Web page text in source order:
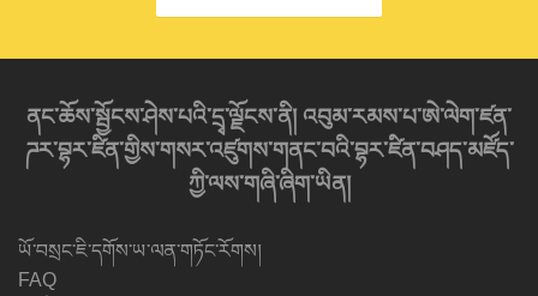
ནང་ཆོས་སྦྱོངས་ཤེས་པའི་དྲྭ་ལྗོངས་ནི། འབུམ་རམས་པ་ཨེ་ལེག་ཛན་
ཌར་བྷར་ཛིན་གྱིས་གསར་འཛུགས་གནང་བའི་བྷར་ཛིན་བཤད་མཛོད་
ཀྱི་ལས་གཞི་ཞིག་ཡིན།
ཡོ་བསྲང་ཇི་དགོས་ཡ་ལན་གཏོང་རོགས།
FAQ